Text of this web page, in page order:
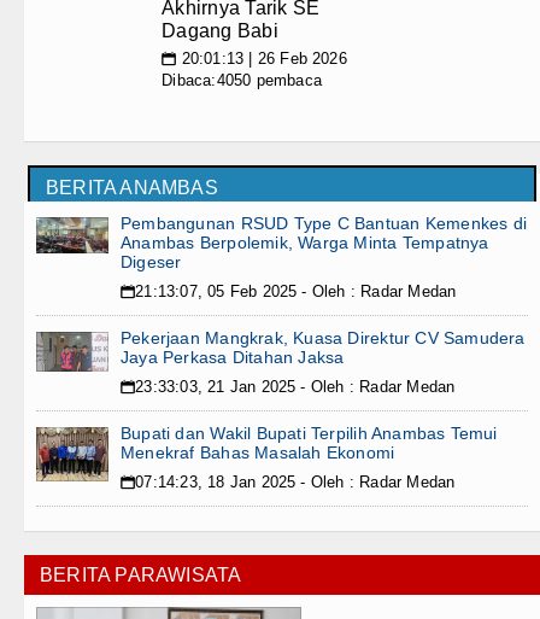
Akhirnya Tarik SE
Dagang Babi
📅 20:01:13 | 26 Feb 2026
Dibaca:4050 pembaca
BERITA ANAMBAS
Pembangunan RSUD Type C Bantuan Kemenkes di
Anambas Berpolemik, Warga Minta Tempatnya
Digeser
📅21:13:07, 05 Feb 2025 - Oleh : Radar Medan
Pekerjaan Mangkrak, Kuasa Direktur CV Samudera
Jaya Perkasa Ditahan Jaksa
📅23:33:03, 21 Jan 2025 - Oleh : Radar Medan
Bupati dan Wakil Bupati Terpilih Anambas Temui
Menekraf Bahas Masalah Ekonomi
📅07:14:23, 18 Jan 2025 - Oleh : Radar Medan
BERITA PARAWISATA